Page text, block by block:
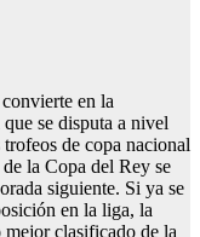
en la
se disputa a nivel
de copa nacional
la Copa del Rey se
siguiente. Si ya se
en la liga, la
clasificado de la